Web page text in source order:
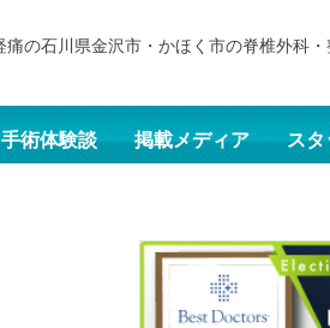
の石川県金沢市・かほく市の脊椎外科
手術体験談 掲載メディア ス